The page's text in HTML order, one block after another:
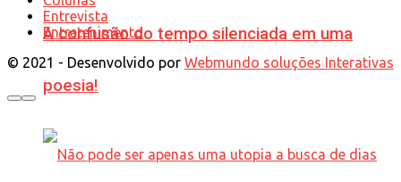
A confusão do tempo silenciada em uma
poesia!
Entrevista
Entretenimento
© 2021 - Desenvolvido por Webmundo soluções Interativas